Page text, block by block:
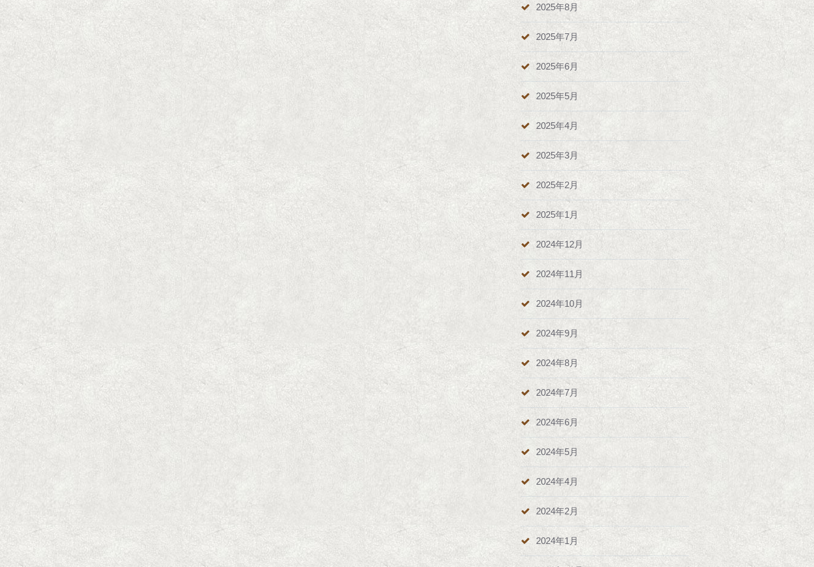
2025年8月
2025年7月
2025年6月
2025年5月
2025年4月
2025年3月
2025年2月
2025年1月
2024年12月
2024年11月
2024年10月
2024年9月
2024年8月
2024年7月
2024年6月
2024年5月
2024年4月
2024年2月
2024年1月